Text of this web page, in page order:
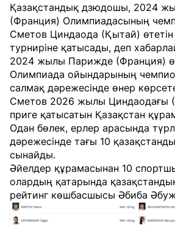
Қазақстандық дзюдошы, 2024
(Франция) Олимпиадасының
Сметов Циндаода (Қытай)
турниріне қатысады, деп
2024 жылы Парижде (Франция)
Олимпиада ойындарының
салмақ дәрежесінде өнер
Сметов 2026 жылы Циндаодағы
приге қатысатын Қазақстан
Одан бөлек, ерлер арасында
дәрежесінде тағы 10
сынайды.
Әйелдер құрамасынан 10
олардың қатарында
рейтинг көшбасшысы Әбиба